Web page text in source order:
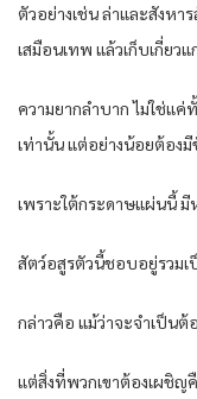
ตัวอย่างเช่น ล่าและสังหา
เสมือนเทพ แล้วเก็บเกี่ยว
ความยากลำบาก ไม่ใช่แค่
เท่านั้น แต่อย่างน้อยต้องมี
เพราะใต้กระดาษแผ่นนี้ มี
สัตว์อสูรตัวนี้ชอบอยู่รวมเ
กล่าวคือ แม้ว่าจะจำเป็นต้
แต่สิ่งที่พวกเขาต้องเผชิญ